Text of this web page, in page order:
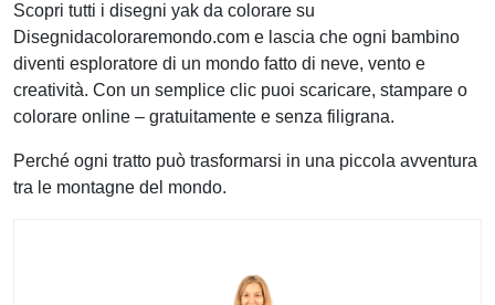
Scopri tutti i disegni yak da colorare su
Disegnidacoloraremondo.com e lascia che ogni bambino
diventi esploratore di un mondo fatto di neve, vento e
creatività. Con un semplice clic puoi scaricare, stampare o
colorare online – gratuitamente e senza filigrana.
Perché ogni tratto può trasformarsi in una piccola avventura
tra le montagne del mondo.